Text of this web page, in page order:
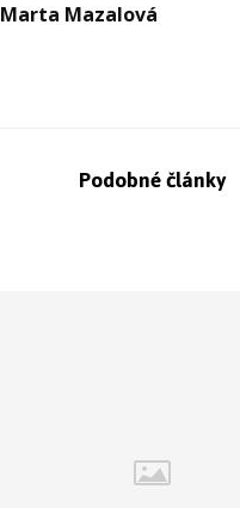
Marta Mazalová
Podobné články